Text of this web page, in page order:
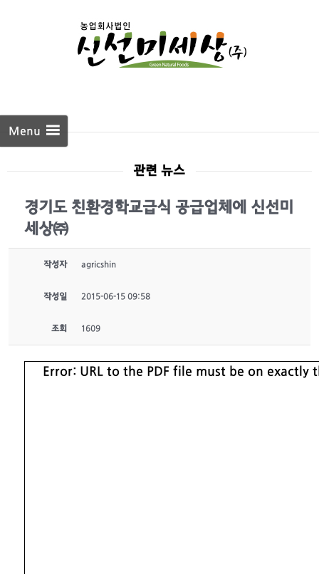
Menu
관련 뉴스
경기도 친환경학교급식 공급업체에 신선미
세상㈜
작성자 agricshin
작성일 2015-06-15 09:58
조회 1609
Error: URL to the PDF file must be on